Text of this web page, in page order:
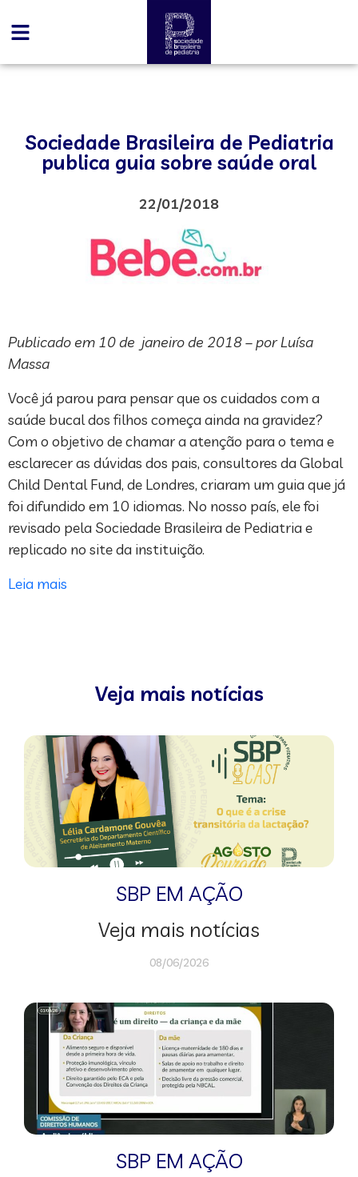
Sociedade Brasileira de Pediatria
publica guia sobre saúde oral
22/01/2018
Publicado em 10 de janeiro de 2018 – por Luísa
Massa
Você já parou para pensar que os cuidados com a
saúde bucal dos filhos começa ainda na gravidez?
Com o objetivo de chamar a atenção para o tema e
esclarecer as dúvidas dos pais, consultores da Global
Child Dental Fund, de Londres, criaram um guia que já
foi difundido em 10 idiomas. No nosso país, ele foi
revisado pela Sociedade Brasileira de Pediatria e
replicado no site da instituição.
Leia mais
Veja mais notícias
SBP EM AÇÃO
Veja mais notícias
08/06/2026
SBP EM AÇÃO